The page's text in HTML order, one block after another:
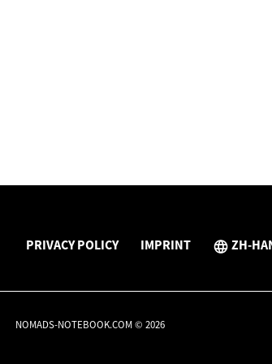
PRIVACY POLICY IMPRINT ZH-
NOMADS-NOTEBOOK.COM © 2026